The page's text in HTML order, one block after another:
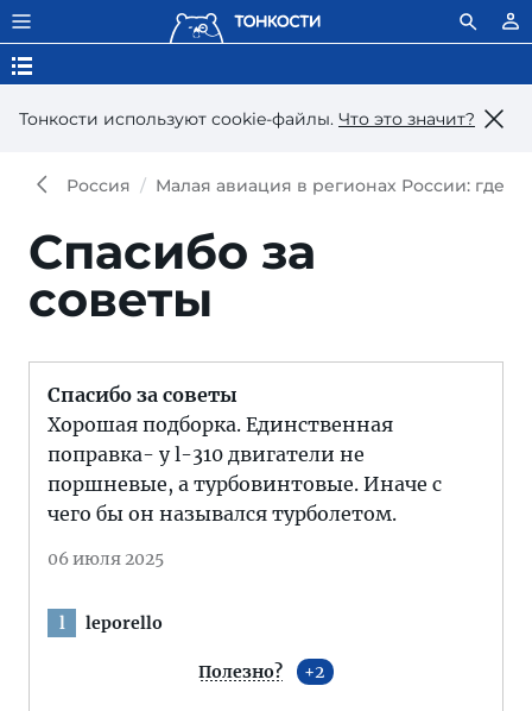
Тонкости используют сookie-файлы. Что это значит?
Россия Малая авиация в регионах России: где
Спасибо за
советы
Спасибо за советы
Хорошая подборка. Единственная
поправка- у l-310 двигатели не
поршневые, а турбовинтовые. Иначе с
чего бы он назывался турболетом.
06 июля 2025
l leporello
Полезно? 2